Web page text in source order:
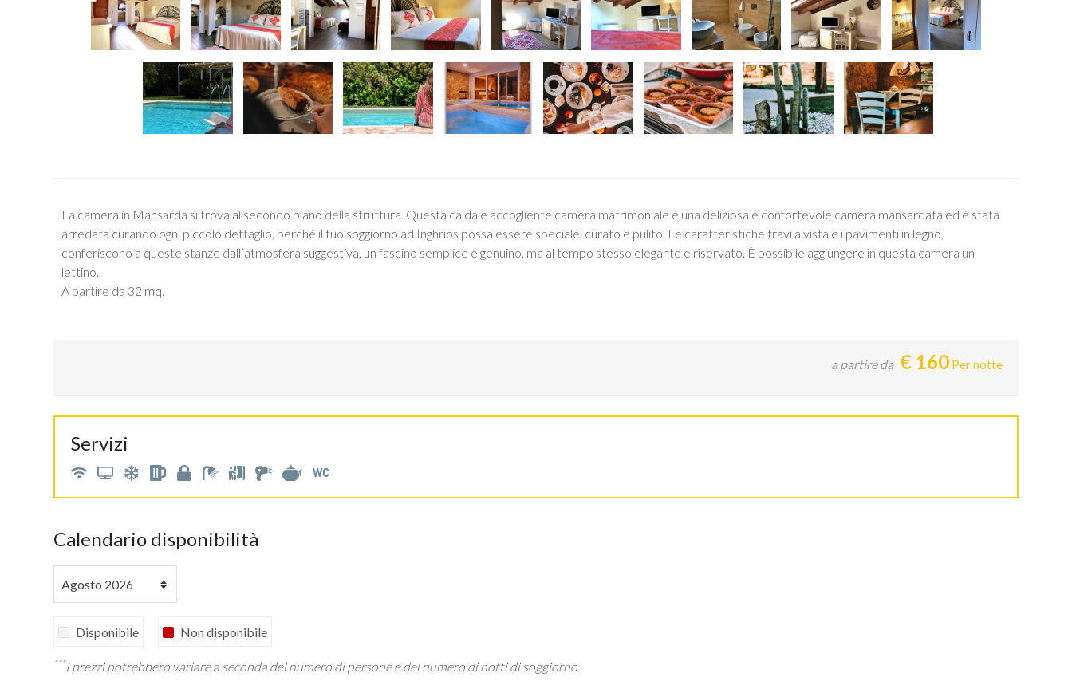
La camera in Mansarda si trova al secondo piano della struttura. Questa calda e accogliente camera matrimoniale è una deliziosa e confortevole camera mansardata ed è stata
arredata curando ogni piccolo dettaglio, perché il tuo soggiorno ad Inghrios possa essere speciale, curato e pulito. Le caratteristiche travi a vista e i pavimenti in legno,
conferiscono a queste stanze dall’atmosfera suggestiva, un fascino semplice e genuino, ma al tempo stesso elegante e riservato. È possibile aggiungere in questa camera un
lettino.
A partire da 32 mq.
a partire da € 160 Per notte
Servizi
Calendario disponibilità
Disponibile Non disponibile
***I prezzi potrebbero variare a seconda del numero di persone e del numero di notti di soggiorno.